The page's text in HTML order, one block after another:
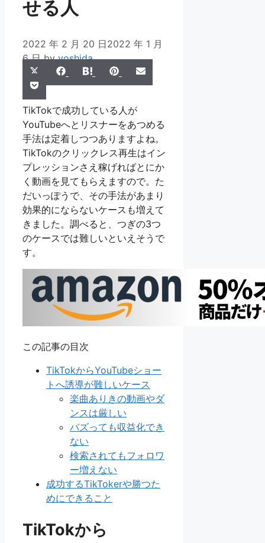
せる人
2022 年 2 月 20 日2022 年 1 月
6 日 byyoshida
Share
on
(Twitter)
Share
on
Facebook
Share
on
Hatena Share
on
PinterestShare
on
Share
on
Pocket
TikTokで成功している人が
YouTubeへとリスナーをあつめる
手法は定着しつつありますよね。
TikTokのクリックレス再生はイン
プレッションさえ稼げればとにか
く動画を見てもらえますので。た
だいっぽうで、その手法があまり
効果的にならないケースも増えて
きました。調べると、つぎの3つ
のケースでは難しいといえそうで
す。
この記事の目次
TikTokからYouTubeショー
トへ誘導が難しいケース
楽曲ありきの動画やダ
ンスは厳しい
バズっても収益化でき
ない
検索されてもフォロワ
ー増えない
成功するTikTokerや勝つた
めにできること
TikTokから